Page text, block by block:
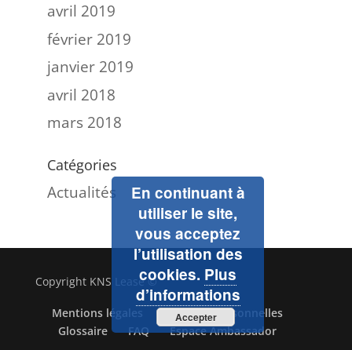
avril 2019
février 2019
janvier 2019
avril 2018
mars 2018
Catégories
Actualités
Copyright KNS Lease ©
Mentions légales
Données personnelles
Glossaire
FAQ Espace Ambassador
En continuant à
utiliser le site,
vous acceptez
l’utilisation des
cookies. Plus
d’informations
Accepter